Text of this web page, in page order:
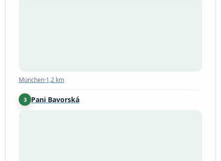
München·1,2 km
3 Pani Bavorská